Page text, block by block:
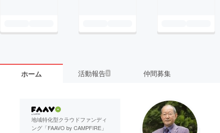
ホーム 活動報告3 仲間募集
地域特化型クラウドファンディ
ング「FAAVO by CAMPFIRE」